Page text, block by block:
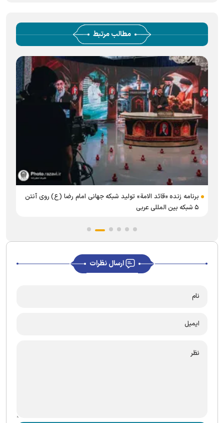
مطالب مرتبط
برنامه زنده «قائد الامة» تولید شبکه جهانی امام رضا (ع) روی آنتن
۵ شبکه بین المللی عربی
ارسال نظرات